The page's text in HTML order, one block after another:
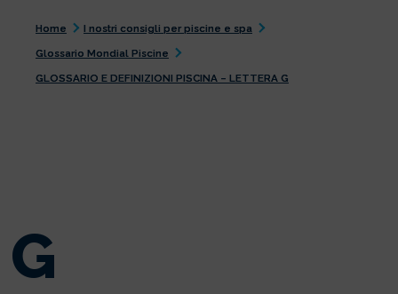
Home
I nostri consigli per piscine e spa
Glossario Mondial Piscine
GLOSSARIO E DEFINIZIONI PISCINA – LETTERA G
G